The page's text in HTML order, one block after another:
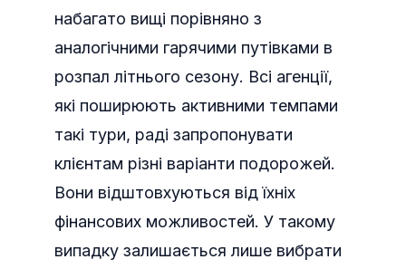
набагато вищі порівняно з
аналогічними гарячими путівками в
розпал літнього сезону. Всі агенції,
які поширюють активними темпами
такі тури, раді запропонувати
клієнтам різні варіанти подорожей.
Вони відштовхуються від їхніх
фінансових можливостей. У такому
випадку залишається лише вибрати